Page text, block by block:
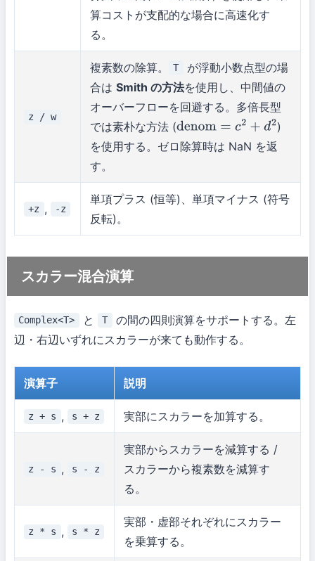
算コストが支配的な場合に高速化す
る。
z / w
複素数の除算。 T
が浮動小数点型の場
合は Smith の方法を使用し、中間値の
オーバーフローを回避する。多倍長型
では素朴な方法 (denom= c2 +d 2
)
を使用する。ゼロ除算時は NaN を返
す。
+z , -z
単項プラス (恒等)、単項マイナス (符号
反転)。
スカラー混合演算
Complex<T> と T
の間の四則演算をサポートする。左
辺・右辺いずれにスカラーが来ても動作する。
演算子 説明
z + s , s + z 実部にスカラーを加算する。
z - s , s - z
実部からスカラーを減算する /
スカラーから複素数を減算す
る。
z * s , s * z
実部・虚部それぞれにスカラー
を乗算する。